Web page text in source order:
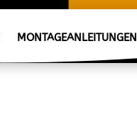
MONTAGEANLEITUNGEN